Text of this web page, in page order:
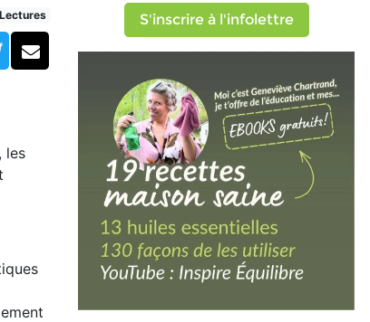
et récupérer
Lectures
TwitterCourriel
les
S'inscrire à l'infolettre